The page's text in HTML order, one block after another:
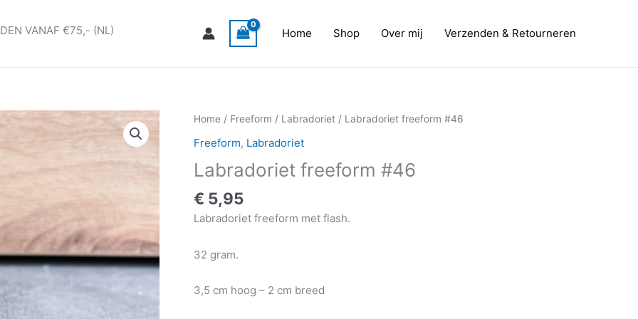
VANAF €75,- (NL) Home Shop Over mij Verzenden & Retourneren
Home / Freeform / Labradoriet / Labradoriet freeform #46
Freeform, Labradoriet
Labradoriet freeform #46
€ 5,95
Labradoriet freeform met flash.
32 gram.
3,5 cm hoog – 2 cm breed
Labradoriet
freeform
#46
aantal